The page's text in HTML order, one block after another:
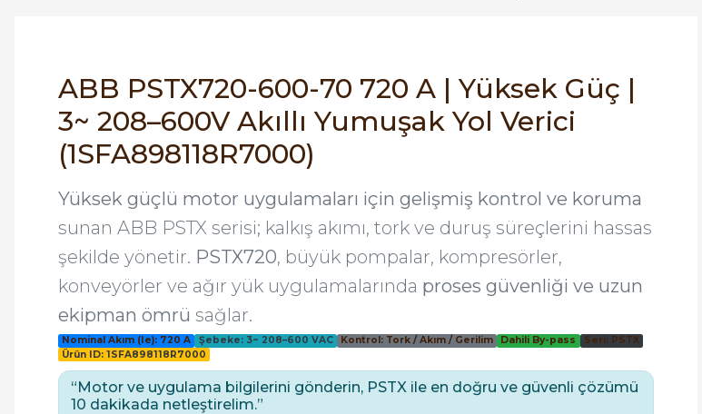
ABB PSTX720-600-70 720 A | Yüksek Güç |
3~ 208–600V Akıllı Yumuşak Yol Verici
(1SFA898118R7000)
Yüksek güçlü motor uygulamaları için gelişmiş kontrol ve koruma
sunan ABB PSTX serisi; kalkış akımı, tork ve duruş süreçlerini hassas
şekilde yönetir. PSTX720, büyük pompalar, kompresörler,
konveyörler ve ağır yük uygulamalarında proses güvenliği ve uzun
ekipman ömrü sağlar.
Nominal Akım (Ie): 720 A Şebeke: 3~ 208–600 VAC Kontrol: Tork / Akım / Gerilim Dahili By-pass
Seri: PSTX
Ürün ID: 1SFA898118R7000
“Motor ve uygulama bilgilerini gönderin, PSTX ile en doğru ve güvenli çözümü
10 dakikada netleştirelim.”